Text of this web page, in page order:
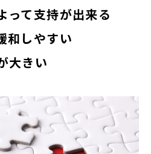
って支持が出来る
和しやすい
大きい